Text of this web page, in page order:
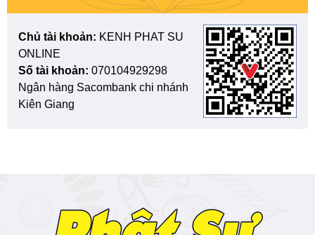
Chủ tài khoản: KENH PHAT SU
ONLINE
Số tài khoản: 070104929298
Ngân hàng Sacombank chi nhánh
Kiên Giang